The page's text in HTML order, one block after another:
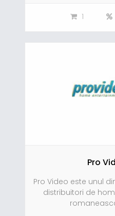
1
Pro
Pro Video este unul
distribuitori de